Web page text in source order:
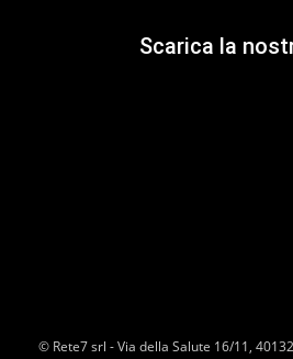
Scarica la
© Rete7 srl - Via della Salute 16/11,